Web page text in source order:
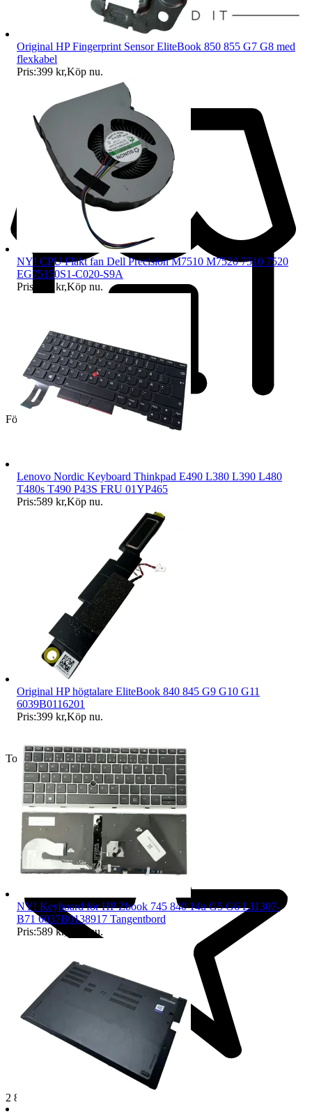
Företag
Toppsäljare
2 888 omdömen
Original HP Fingerprint Sensor EliteBook 850 855 G7 G8 med
flexkabel
Pris:399 kr,Köp nu.
NY! CPU Fläkt fan Dell Precision M7510 M7520 7510 7520
EG75150S1-C020-S9A
Pris:
379 kr,Köp nu.
Lenovo Nordic Keyboard Thinkpad E490 L380 L390 L480
T480s T490 P43S FRU 01YP465
Pris:589 kr,Köp nu.
Original HP högtalare EliteBook 840 845 G9 G10 G11
6039B0116201
Pris:399 kr,Köp nu.
NY! Keyboard för HP Zbook 745 840 14u G5 G6 L11307-
B71 6037B0138917 Tangentbord
Pris:589 kr Köp nu.